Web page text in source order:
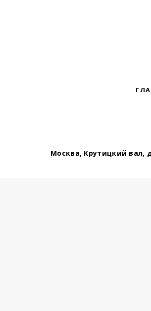
Москва, Крутицкий вал,